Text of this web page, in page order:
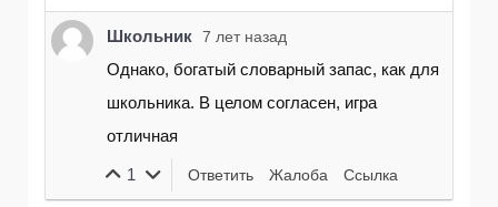
Школьник 7 лет назад
Однако, богатый словарный запас, как для
школьника. В целом согласен, игра
отличная
1 Ответить Жалоба Ссылка